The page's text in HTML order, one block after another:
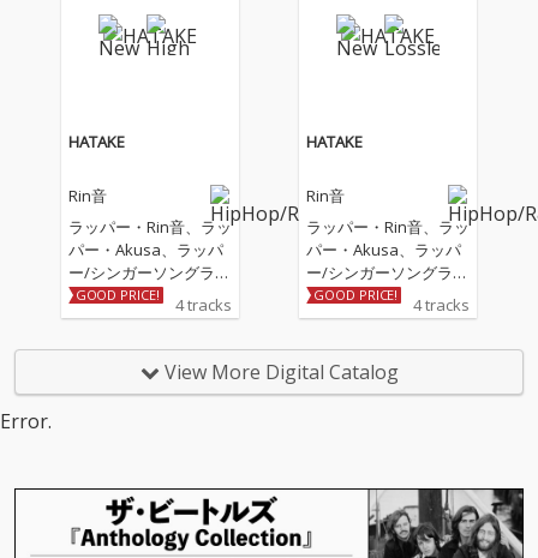
いや葛藤、そして変わ
らず心の中に残り続け
もうとするすべての人
へ贈る。
いや葛藤、そして変わ
らず心の中に残り続け
もうとするすべての人
へ贈る。
HATAKE
Rin音
ラッパー・Rin音、ラッ
パー・Akusa、ラッパ
ー/シンガーソングライ
ター・クボタカイの3
人によるEPがリリース
た、Rin音、Akusa、ク
ボタカイによる「マチ
とAkusaによる「トト
ノウ」の4曲を収録し
た。
GOOD PRICE! 4 tracks
HATAKE
Rin音
ラッパー・Rin音、ラッ
パー・Akusa、ラッパ
ー/シンガーソングライ
ター・クボタカイの3
人によるEPがリリース
た、Rin音、Akusa、ク
ボタカイによる「マチ
とAkusaによる「トト
ノウ」の4曲を収録し
た。
GOOD PRICE! 4 tracks
View More Digital Catalog
Error.